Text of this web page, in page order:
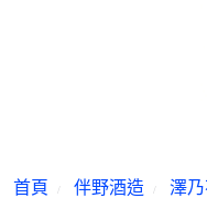
首頁 伴野酒造 澤